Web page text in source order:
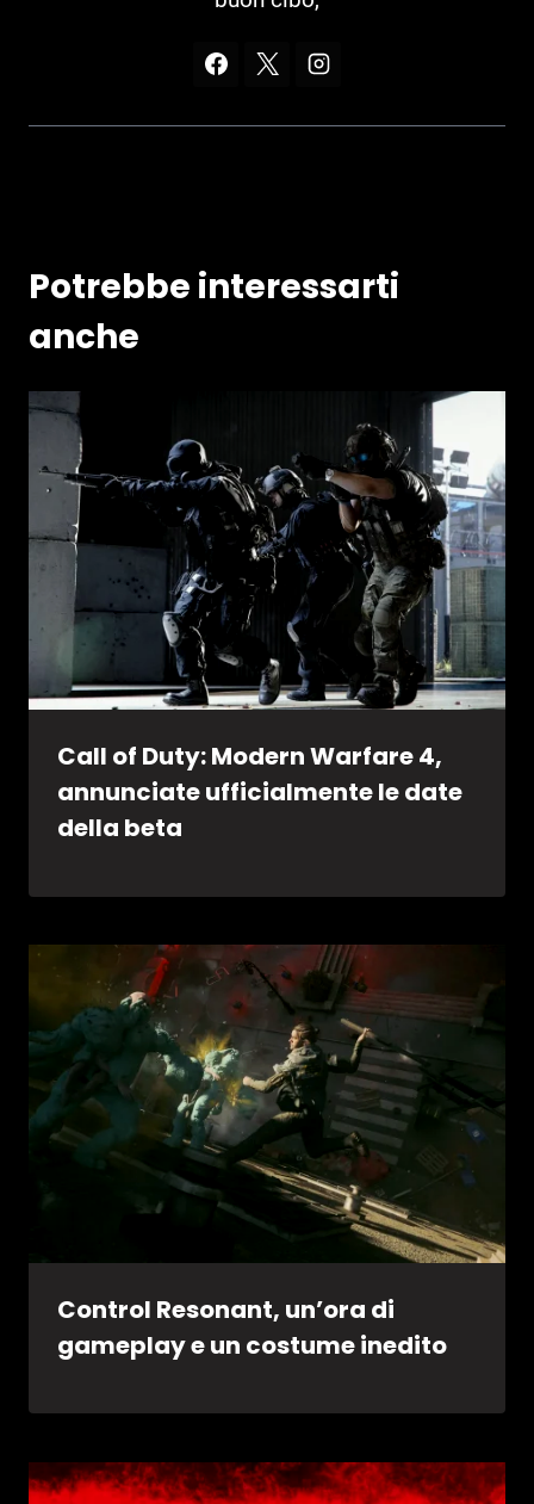
Potrebbe interessarti
anche
Call of Duty: Modern Warfare 4,
annunciate ufficialmente le date
della beta
Control Resonant, un’ora di
gameplay e un costume inedito